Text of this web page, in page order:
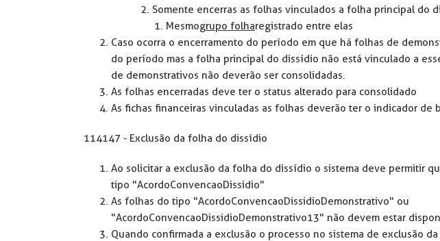
Somente encerras as folhas vinculados a folha principal do
Mesmogrupo folharegistrado entre elas
Caso ocorra o encerramento do período em que há folhas de
do período mas a folha principal do dissídio não está vinculado a
de demonstrativos não deverão ser consolidadas.
As folhas encerradas deve ter o status alterado para consolidado
As fichas financeiras vinculadas as folhas deverão ter o indicador de
114147 - Exclusão da folha do dissídio
Ao solicitar a exclusão da folha do dissídio o sistema deve permitir
tipo "AcordoConvencaoDissidio"
As folhas do tipo "AcordoConvencaoDissidioDemonstrativo" ou
"AcordoConvencaoDissidioDemonstrativo13" não devem estar
Quando confirmada a exclusão o processo no sistema de exclusão